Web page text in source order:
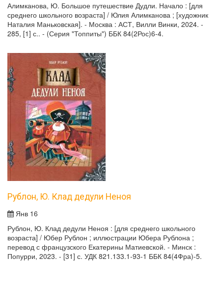
Алимканова, Ю. Большое путешествие Дудли. Начало : [для
среднего школьного возраста] / Юлия Алимканова ; [художник
Наталия Маньковская]. - Москва : АСТ, Вилли Винки, 2024. -
285, [1] с.. - (Серия "Топпиты") ББК 84(2Рос)6-4.
Рублон, Ю. Клад дедули Неноя
Янв 16
Рублон, Ю. Клад дедули Неноя : [для среднего школьного
возраста] / Юбер Рублон ; иллюстрации Юбера Рублона ;
перевод с французского Екатерины Матиевской. - Минск :
Попурри, 2023. - [31] с. УДК 821.133.1-93-1 ББК 84(4Фра)-5.